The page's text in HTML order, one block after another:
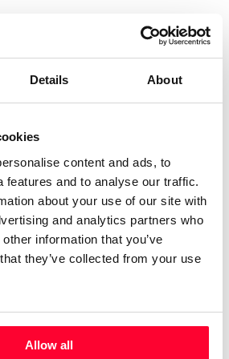
Details About
content and ads, to
features and to analyse our traffic.
about your use of our site with
and analytics partners who
information that you’ve
they’ve collected from your use
Allow all
desde 1993,
desde que
razón. Mis
las plasmo sin
diferentes
pintura,
tiempo es escaso,
son inmensas.”
años 90 del siglo XX. Músico desde
Toda mi vida ha estado ligada a la
sobre el CoViD-19 que nadie
la pandemia, visitando centros de